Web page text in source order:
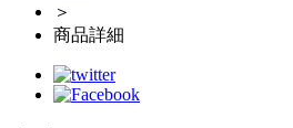
＞
商品詳細